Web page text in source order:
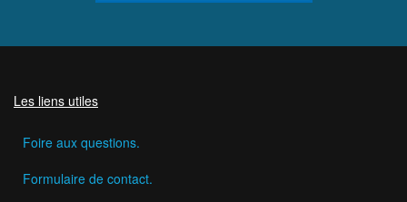
Les liens utiles
Foire aux questions.
Formulaire de contact.